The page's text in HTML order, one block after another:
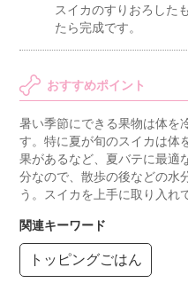
スイカのすりおろした
たら完成です。
おすすめポイント
暑い季節にできる果物は体を
す。特に夏が旬のスイカは体
果があるなど、夏バテに最適
分なので、散歩の後などの水
う。スイカを上手に取り入れ
関連キーワード
トッピングごはん